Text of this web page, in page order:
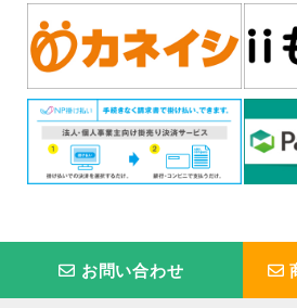
お問い合わせ